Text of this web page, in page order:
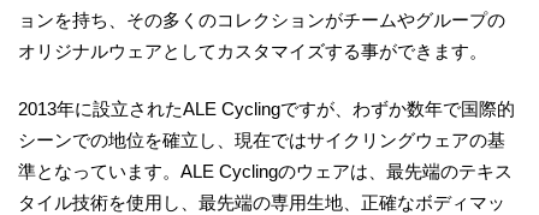
ョンを持ち、その多くのコレクションがチームやグループの
オリジナルウェアとしてカスタマイズする事ができます。
2013年に設立されたALE Cyclingですが、わずか数年で国際的
シーンでの地位を確立し、現在ではサイクリングウェアの基
準となっています。ALE Cyclingのウェアは、最先端のテキス
タイル技術を使用し、最先端の専用生地、正確なボディマッ